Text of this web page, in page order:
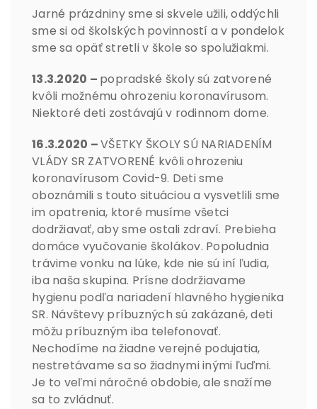
Jarné prázdniny sme si skvele užili, oddýchli
sme si od školských povinností a v pondelok
sme sa opäť stretli v škole so spolužiakmi.
13.3.2020 – popradské školy sú zatvorené
kvôli možnému ohrozeniu koronavírusom.
Niektoré deti zostávajú v rodinnom dome.
16.3.2020 –VŠETKY ŠKOLY SÚ NARIADENÍM
VLÁDY SR ZATVORENÉ kvôli ohrozeniu
koronavírusom Covid-9. Deti sme
oboznámili s touto situáciou a vysvetlili sme
im opatrenia, ktoré musíme všetci
dodržiavať, aby sme ostali zdraví. Prebieha
domáce vyučovanie školákov. Popoludnia
trávime vonku na lúke, kde nie sú iní ľudia,
iba naša skupina. Prísne dodržiavame
hygienu podľa nariadení hlavného hygienika
SR. Návštevy príbuzných sú zakázané, deti
môžu príbuzným iba telefonovať.
Nechodíme na žiadne verejné podujatia,
nestretávame sa so žiadnymi inými ľuďmi.
Je to veľmi náročné obdobie, ale snažíme
sa to zvládnuť.